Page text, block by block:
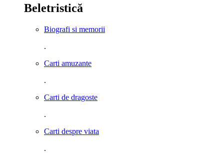
Beletristică
Biografi si memorii
.
Carti amuzante
.
Carti de dragoste
.
Carti despre viata
.